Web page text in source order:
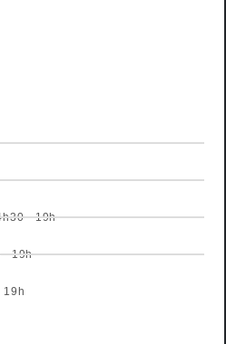
- 19h
- 19h
19h